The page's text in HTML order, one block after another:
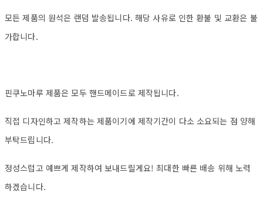
모든 제품의 원석은 랜덤 발송됩니다. 해당 사유로 인한 환불 및 교환은 불
가합니다.
핀쿠노마루 제품은 모두 핸드메이드로 제작됩니다.
직접 디자인하고 제작하는 제품이기에 제작기간이 다소 소요되는 점 양해
부탁드립니다.
정성스럽고 예쁘게 제작하여 보내드릴게요! 최대한 빠른 배송 위해 노력
하겠습니다.